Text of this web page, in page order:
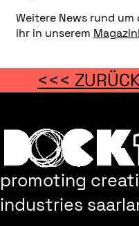
Weitere News rund
ihr in unserem Magazin!
<<<
promoting
industries